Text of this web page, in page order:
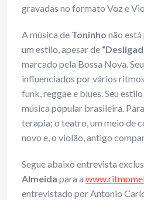
gravadas no formato Voz e
A música de Toninho não
um estilo, apesar de
marcado pela Bossa Nova.
influenciados por vários
funk, reggae e blues. Seu
música popular brasileira.
terapia; o teatro, um meio de
novo e, o violão, antigo
Segue abaixo entrevista
Almeida para a
entrevistado por Antonio